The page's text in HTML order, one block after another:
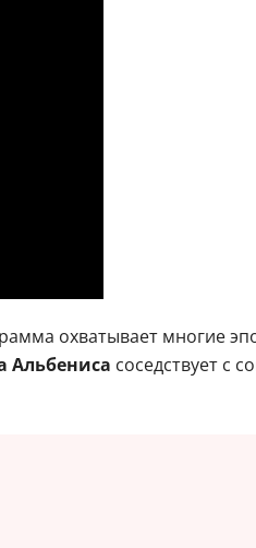
охватывает многие
Альбениса соседствует с